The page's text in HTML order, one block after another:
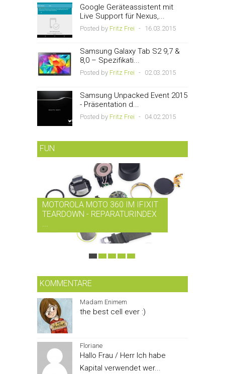
Google Geräteassistent mit
Live Support für Nexus,...
Posted by Fritz Frei - 16.03.2015
Samsung Galaxy Tab S2 9,7 &
8,0 – Spezifikati...
Posted by Fritz Frei - 02.03.2015
Samsung Unpacked Event 2015
- Präsentation d...
Posted by Fritz Frei - 04.02.2015
FUN
MOTOROLA MOTO 360 IM IFIXIT
TEARDOWN - REPARATURINDEX
KOMMENTARE
Madam Enimem
the best cell ever :)
Floriane
Hallo Frau / Herr Ich habe
Kapital verwendet wer...